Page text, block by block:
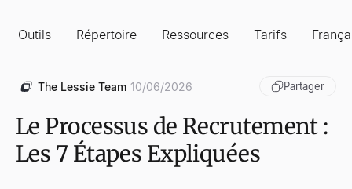
Outils Répertoire Ressources Tarifs
The Lessie Team 10/06/2026 Partager
Le Processus de Recrutement :
Les 7 Étapes Expliquées